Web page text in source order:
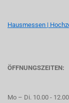
Hausmessen |
ÖFFNUNGSZEITEN:
Mo – Di. 10.00 -